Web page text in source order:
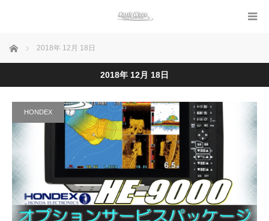
ホーム 2018年 12月 18日
2018年 12月 18日
HONDEX